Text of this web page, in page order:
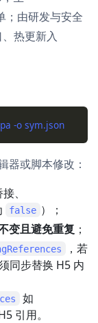
；由研发与安全
热更新入
器或脚本修改：
、
false ）；
变且避免重复 ；
，若
同步替换 H5 内
如
引用。